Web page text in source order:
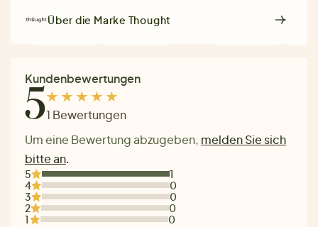
Über die Marke Thought
Kundenbewertungen
51 Bewertungen
Um eine Bewertung abzugeben, melden Sie sich
bitte an.
5
1
4
0
3
0
2
0
1
0